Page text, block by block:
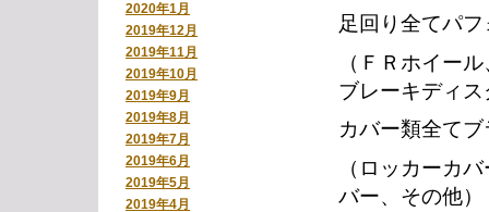
2020年1月
2019年12月
2019年11月
2019年10月
2019年9月
2019年8月
2019年7月
2019年6月
2019年5月
2019年4月
足回り全てパ
（ＦＲホイー
ブレーキディ
カバー類全て
（ロッカーカ
バー、その他）